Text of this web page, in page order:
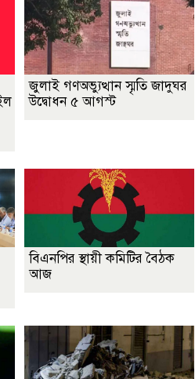
জুলাই গণঅভ্যুত্থান স্মৃতি জাদুঘর
উদ্বোধন ৫ আগস্ট
বিএনপির স্থায়ী কমিটির বৈঠক
আজ